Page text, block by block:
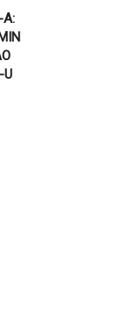
A:
U